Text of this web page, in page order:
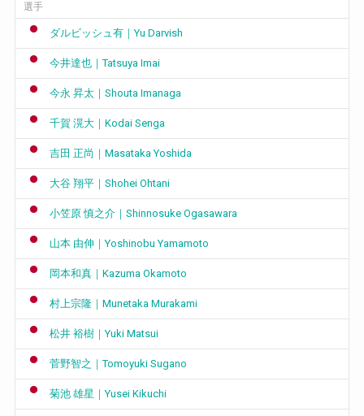
選手
ダルビッシュ有｜Yu Darvish
今井達也｜Tatsuya Imai
今永 昇太｜Shouta Imanaga
千賀 滉大｜Kodai Senga
吉田 正尚｜Masataka Yoshida
大谷 翔平｜Shohei Ohtani
小笠原 慎之介｜Shinnosuke Ogasawara
山本 由伸｜Yoshinobu Yamamoto
岡本和真｜Kazuma Okamoto
村上宗隆｜Munetaka Murakami
松井 裕樹｜Yuki Matsui
菅野智之｜Tomoyuki Sugano
菊池 雄星｜Yusei Kikuchi